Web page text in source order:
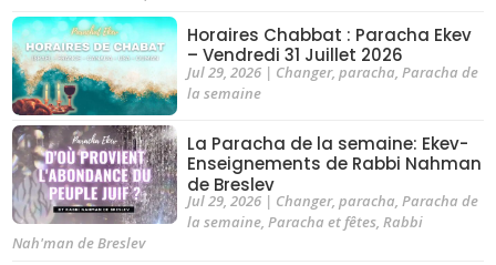
Horaires Chabbat : Paracha Ekev
– Vendredi 31 Juillet 2026
Jul 29, 2026| Changer, paracha, Paracha de
la semaine
La Paracha de la semaine: Ekev-
Enseignements de Rabbi Nahman
de Breslev
Jul 29, 2026| Changer, paracha, Paracha de
la semaine, Paracha et fêtes, Rabbi
Nah'man de Breslev